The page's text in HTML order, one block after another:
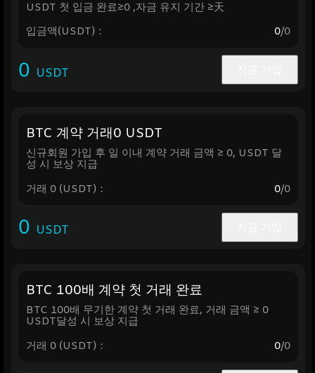
USDT 첫 입금 완료≥0 ,자금 유지 기간 ≥天
입금액(USDT)： 0/0
0 USDT
BTC 계약 거래0 USDT
신규회원 가입 후 일 이내 계약 거래 금액 ≥ 0, USDT 달
성 시 보상 지급
거래 0 (USDT)： 0/0
0 USDT
BTC 100배 계약 첫 거래 완료
BTC 100배 무기한 계약 첫 거래 완료, 거래 금액 ≥ 0
USDT달성 시 보상 지급
거래 0 (USDT)： 0/0